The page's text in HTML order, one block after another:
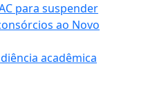
para suspender
ao Novo
acadêmica